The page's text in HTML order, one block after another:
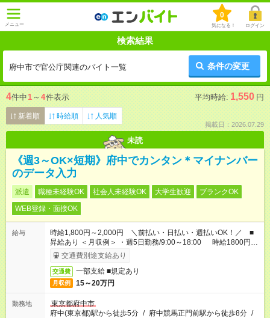
メニュー
0
気になる！ ログイン
検索結果
府中市で官公庁関連のバイト一覧 条件の変更
4件中1 ～ 4件表示 平均時給: 1,550 円
新着順 時給順 人気順
掲載日：2026.07.29
未読
《週3～OK×短期》府中でカンタン＊マイナンバー
のデータ入力
派遣 職種未経験OK 社会人未経験OK 大学生歓迎
ブランクOK
WEB登録・面接OK
給与
時給1,800円～2,000円 ＼前払い・日払い・週払いOK！／ ■
昇給あり ＜月収例＞ ・週5日勤務/9:00～18:00 時給1800円×8
時間×22日 ＝月収31万6,800円
交通費別途支給あり
交通費 一部支給 ■規定あり
月収例 15～20万円
勤務地
東京都府中市
府中(東京都)駅から徒歩5分 / 府中競馬正門前駅から徒歩8分 /